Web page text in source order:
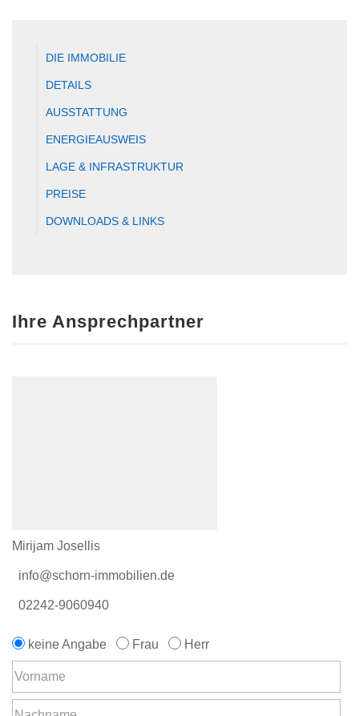
DIE IMMOBILIE
DETAILS
AUSSTATTUNG
ENERGIEAUSWEIS
LAGE & INFRASTRUKTUR
PREISE
DOWNLOADS & LINKS
Ihre Ansprechpartner
Mirijam Josellis
info@schorn-immobilien.de
02242-9060940
keine Angabe Frau Herr